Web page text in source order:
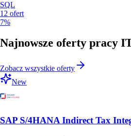
SQL
12 ofert
7%
Najnowsze oferty pracy
Zobacz wszystkie oferty
New
SAP S/4HANA Indirect Tax